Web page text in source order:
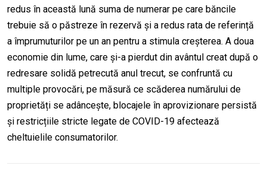
redus în această lună suma de numerar pe care băncile
trebuie să o păstreze în rezervă și a redus rata de referință
a împrumuturilor pe un an pentru a stimula creșterea. A doua
economie din lume, care și-a pierdut din avântul creat după o
redresare solidă petrecută anul trecut, se confruntă cu
multiple provocări, pe măsură ce scăderea numărului de
proprietăți se adâncește, blocajele în aprovizionare persistă
și restricțiile stricte legate de COVID-19 afectează
cheltuielile consumatorilor.